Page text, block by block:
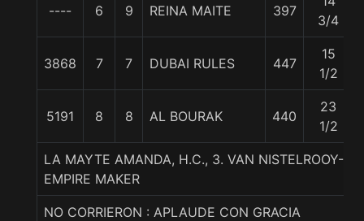
---- 6 9 REINA MAITE 397
3/4
3868 7 7 DUBAI RULES 447
15
1/2
5191 8 8 AL BOURAK 440
23
1/2
LA MAYTE AMANDA, H.C., 3. VAN NISTELROOY-
EMPIRE MAKER
NO CORRIERON : APLAUDE CON GRACIA